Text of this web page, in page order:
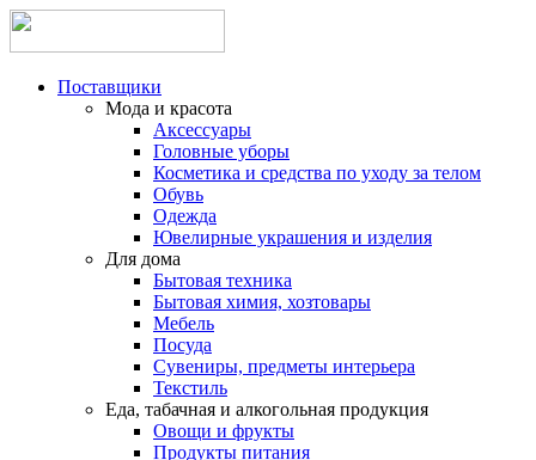
Поставщики
Мода и красота
Аксессуары
Головные уборы
Косметика и средства по уходу за телом
Обувь
Одежда
Ювелирные украшения и изделия
Для дома
Бытовая техника
Бытовая химия, хозтовары
Мебель
Посуда
Сувениры, предметы интерьера
Текстиль
Еда, табачная и алкогольная продукция
Овощи и фрукты
Продукты питания